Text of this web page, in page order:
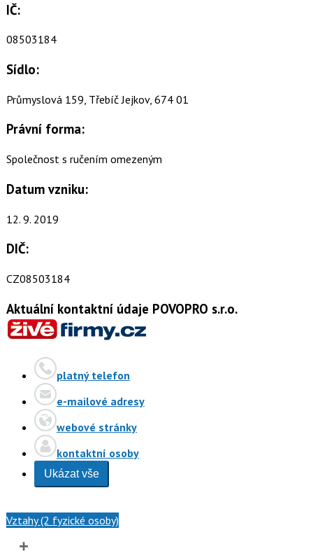
IČ:
08503184
Sídlo:
Průmyslová 159, Třebíč Jejkov, 674 01
Právní forma:
Společnost s ručením omezeným
Datum vzniku:
12. 9. 2019
DIČ:
CZ08503184
Aktuální kontaktní údaje POVOPRO s.r.o.
platný telefon
e-mailové adresy
webové stránky
kontaktní osoby
Ukázat vše
Vztahy (2 fyzické osoby)
+